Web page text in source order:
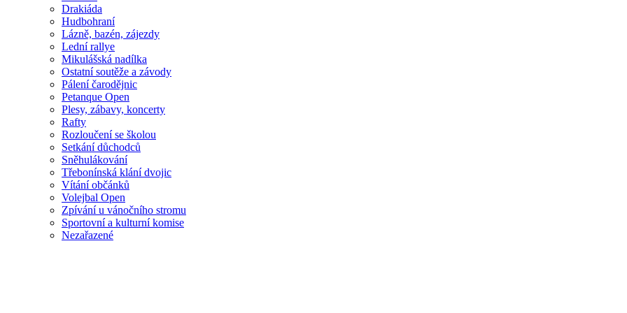
Drakiáda
Hudbohraní
Lázně, bazén, zájezdy
Lední rallye
Mikulášská nadílka
Ostatní soutěže a závody
Pálení čarodějnic
Petanque Open
Plesy, zábavy, koncerty
Rafty
Rozloučení se školou
Setkání důchodců
Sněhulákování
Třebonínská klání dvojic
Vítání občánků
Volejbal Open
Zpívání u vánočního stromu
Sportovní a kulturní komise
Nezařazené